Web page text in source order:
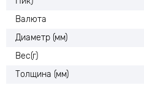
Валюта
Диаметр (мм)
Вес(г)
Толщина (мм)